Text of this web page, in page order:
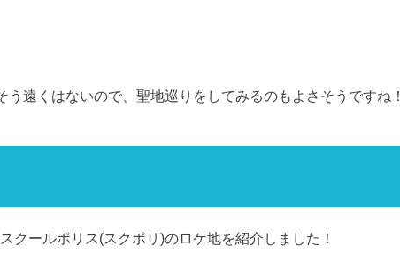
う遠くはないので、聖地巡りをしてみるのもよさそうですね！
クールポリス(スクポリ)のロケ地を紹介しました！